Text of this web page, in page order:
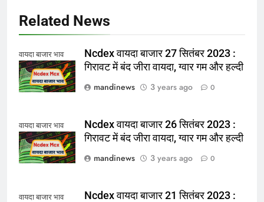
Related News
वायदा बाजार भाव
Ncdex वायदा बाजार 27 सितंबर 2023 :
गिरावट में बंद जीरा वायदा, ग्वार गम और हल्दी
mandinews
3 years ago 0
वायदा बाजार भाव
Ncdex वायदा बाजार 26 सितंबर 2023 :
गिरावट में बंद जीरा वायदा, ग्वार गम और हल्दी
mandinews
3 years ago 0
वायदा बाजार भाव
Ncdex वायदा बाजार 21 सितंबर 2023 :